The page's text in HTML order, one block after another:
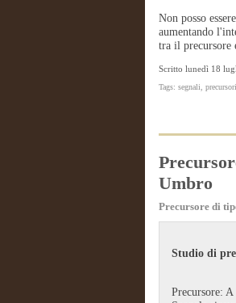
Non posso
aumentando
tra il precursore
Scritto lunedì 18
Tags: segnali,
Umbro
Precursore di
Studio di
Precursore: A